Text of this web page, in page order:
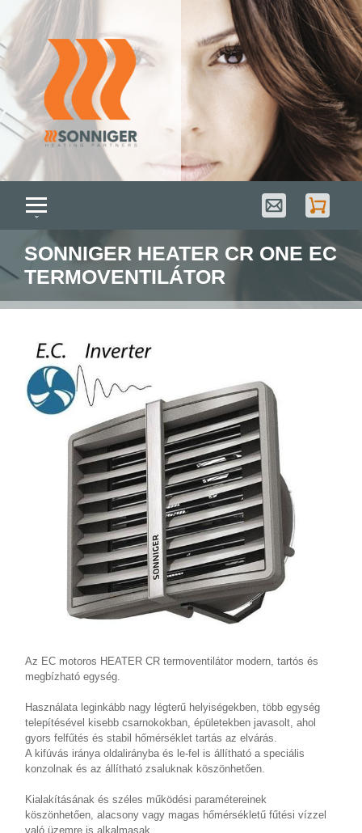
SONNIGER HEATER CR ONE EC
TERMOVENTILÁTOR
Az EC motoros HEATER CR termoventilátor modern, tartós és
megbízható egység.
Használata leginkább nagy légterű helyiségekben, több egység
telepítésével kisebb csarnokokban, épületekben javasolt, ahol
gyors felfűtés és stabil hőmérséklet tartás az elvárás.
A kifúvás iránya oldalirányba és le-fel is állítható a speciális
konzolnak és az állítható zsaluknak köszönhetően.
Kialakításának és széles működési paramétereinek
köszönhetően, alacsony vagy magas hőmérsékletű fűtési vízzel
való üzemre is alkalmasak.